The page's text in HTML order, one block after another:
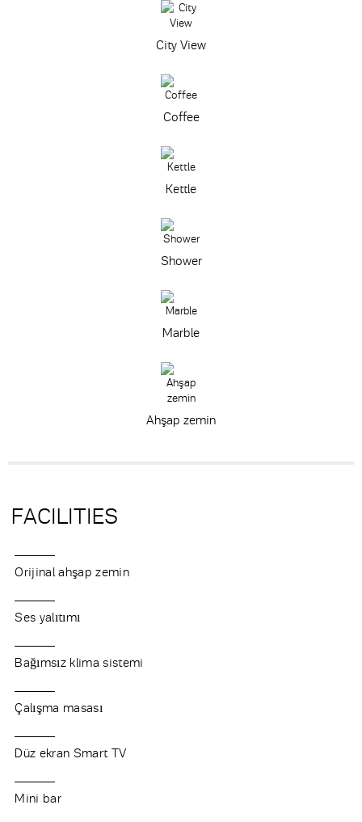
City View
Coffee
Kettle
Shower
Marble
Ahşap zemin
FACILITIES
Orijinal ahşap zemin
Ses yalıtımı
Bağımsız klima sistemi
Çalışma masası
Düz ekran Smart TV
Mini bar